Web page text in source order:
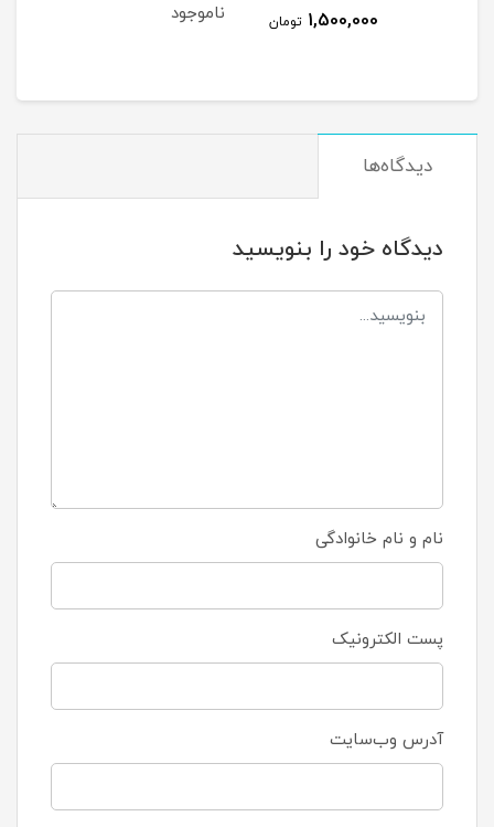
1,500,000 تومان ناموجود
دیدگاه‌ها
دیدگاه خود را بنویسید
نام و نام خانوادگی
پست الکترونیک
آدرس وب‌سایت